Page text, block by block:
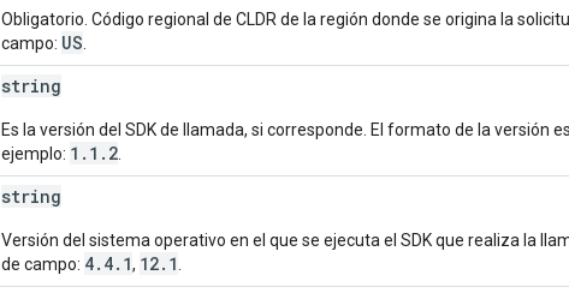
Obligatorio. Código regional de CLDR de la región donde se origina la
campo: US
string
Es la versión del SDK de llamada, si corresponde. El formato de la versión
ejemplo: 1.1.2
string
Versión del sistema operativo en el que se ejecuta el SDK que realiza la
de campo: 4.4.1, 12.1